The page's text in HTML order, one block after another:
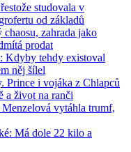
studovala v
od základů
zahrada jako
prodat
Kdyby tehdy existoval
něj šílel
Prince i vojáka z Chlapců
a život na ranči
vytáhla trumf,
Má dole 22 kilo a